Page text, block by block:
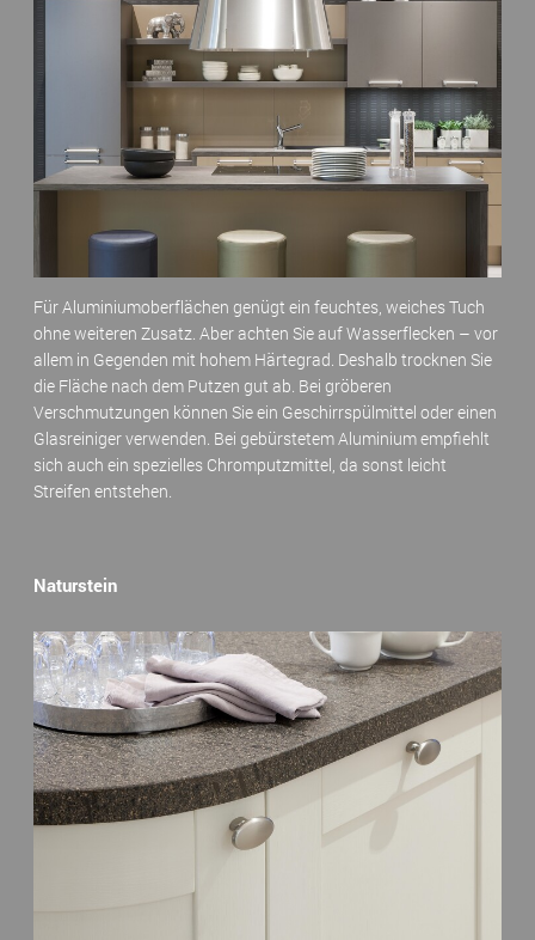
Für Aluminiumoberflächen genügt ein feuchtes, weiches Tuch
ohne weiteren Zusatz. Aber achten Sie auf Wasserflecken – vor
allem in Gegenden mit hohem Härtegrad. Deshalb trocknen Sie
die Fläche nach dem Putzen gut ab. Bei gröberen
Verschmutzungen können Sie ein Geschirrspülmittel oder einen
Glasreiniger verwenden. Bei gebürstetem Aluminium empfiehlt
sich auch ein spezielles Chromputzmittel, da sonst leicht
Streifen entstehen.
Naturstein